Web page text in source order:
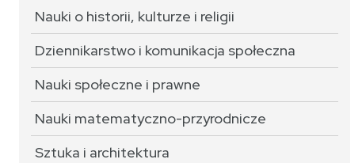
Nauki o historii, kulturze i religii
Dziennikarstwo i komunikacja społeczna
Nauki społeczne i prawne
Nauki matematyczno-przyrodnicze
Sztuka i architektura